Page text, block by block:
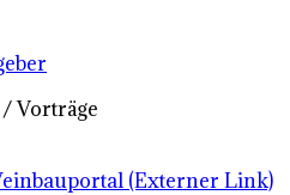
Vorträge
(Externer Link)